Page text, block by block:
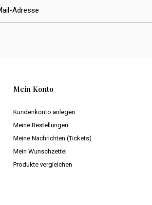
Mein Konto
Kundenkonto anlegen
Meine Bestellungen
Meine Nachrichten (Tickets)
Mein Wunschzettel
Produkte vergleichen